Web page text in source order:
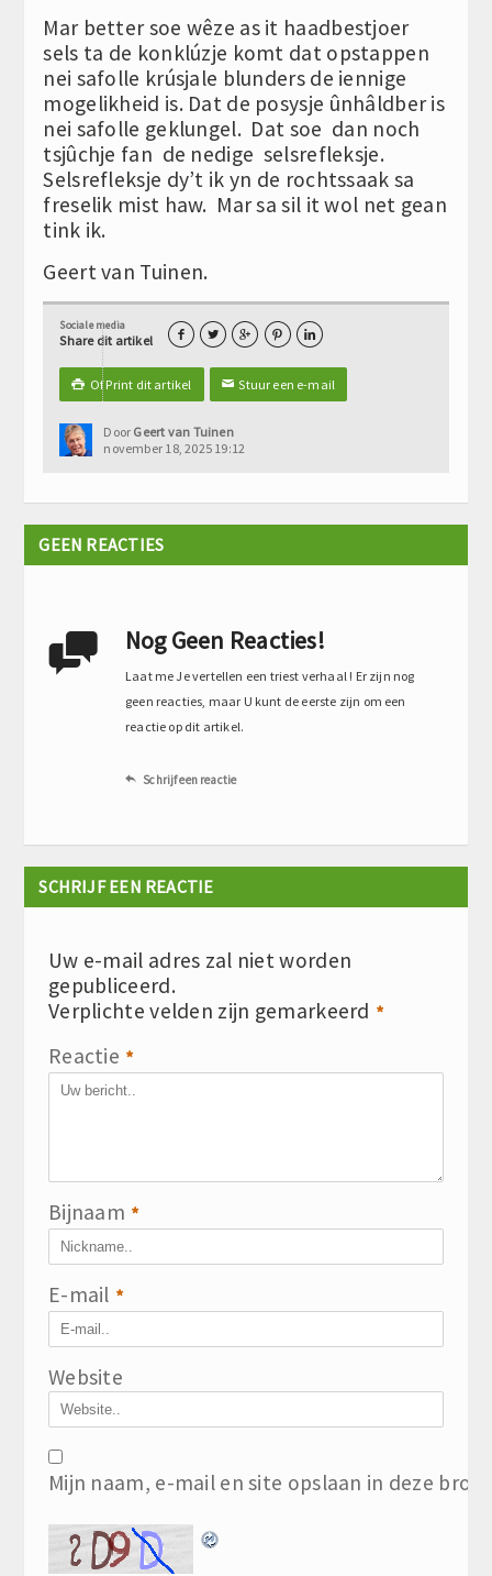
Mar better soe wêze as it haadbestjoer
sels ta de konklúzje komt dat opstappen
nei safolle krúsjale blunders de iennige
mogelikheid is. Dat de posysje ûnhâldber is
nei safolle geklungel. Dat soe dan noch
tsjûchje fan de nedige selsrefleksje.
Selsrefleksje dy’t ik yn de rochtssaak sa
freselik mist haw. Mar sa sil it wol net gean
tink ik.
Geert van Tuinen.
Sociale media
Share dit artikel     
 Of Print dit artikel ✉Stuur een e-mail
Door Geert van Tuinen
november 18, 2025 19:12
GEEN REACTIES
 Nog Geen Reacties!
Laat me Je vertellen een triest verhaal ! Er zijn nog
geen reacties, maar U kunt de eerste zijn om een
reactie op dit artikel.
 Schrijf een reactie
SCHRIJF EEN REACTIE
Uw e-mail adres zal niet worden
gepubliceerd.
Verplichte velden zijn gemarkeerd *
Reactie *
Bijnaam *
E-mail *
Website
Mijn naam, e-mail en site opslaan in deze